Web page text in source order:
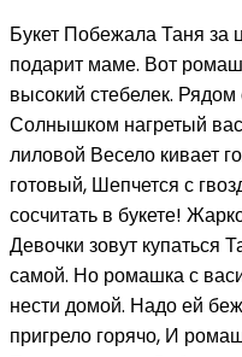
Букет Побежала Таня за
подарит маме. Вот
высокий стебелек.
Солнышком нагретый
лиловой Весело кивает
готовый, Шепчется с
сосчитать в букете!
Девочки зовут купаться
самой. Но ромашка с
нести домой. Надо ей
пригрело горячо, И